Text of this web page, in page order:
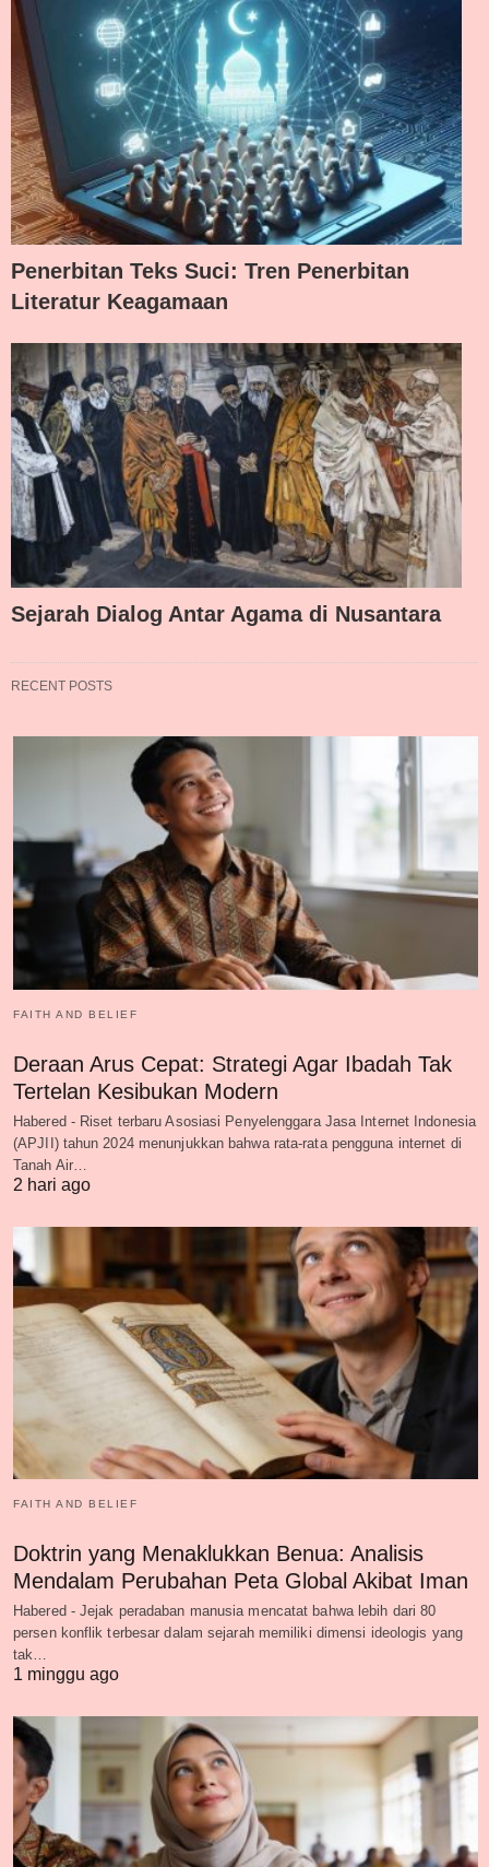
Penerbitan Teks Suci: Tren Penerbitan
Literatur Keagamaan
Sejarah Dialog Antar Agama di Nusantara
RECENT POSTS
FAITH AND BELIEF
Deraan Arus Cepat: Strategi Agar Ibadah Tak
Tertelan Kesibukan Modern
Habered - Riset terbaru Asosiasi Penyelenggara Jasa Internet Indonesia
(APJII) tahun 2024 menunjukkan bahwa rata-rata pengguna internet di
Tanah Air…
2 hari ago
FAITH AND BELIEF
Doktrin yang Menaklukkan Benua: Analisis
Mendalam Perubahan Peta Global Akibat Iman
Habered - Jejak peradaban manusia mencatat bahwa lebih dari 80
persen konflik terbesar dalam sejarah memiliki dimensi ideologis yang
tak…
1 minggu ago